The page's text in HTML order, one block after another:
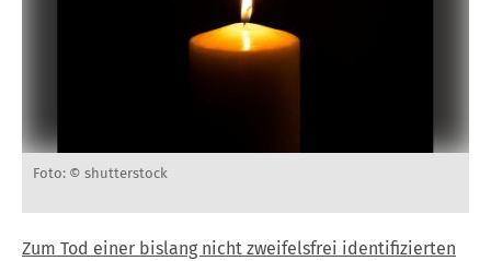
Foto: © shutterstock
Zum Tod einer bislang nicht zweifelsfrei identifizierten